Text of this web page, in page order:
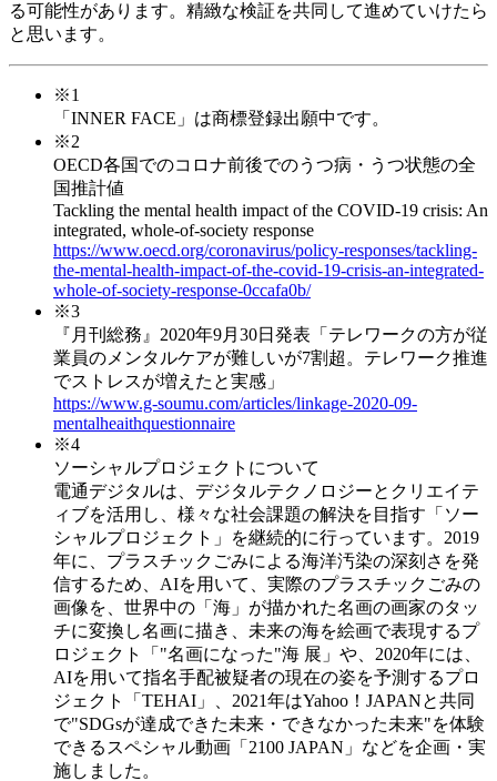
る可能性があります。精緻な検証を共同して進めていけたら
と思います。
※1
「INNER FACE」は商標登録出願中です。
※2
OECD各国でのコロナ前後でのうつ病・うつ状態の全
国推計値
Tackling the mental health impact of the COVID-19 crisis: An
integrated, whole-of-society response
https://www.oecd.org/coronavirus/policy-responses/tackling-
the-mental-health-impact-of-the-covid-19-crisis-an-integrated-
whole-of-society-response-0ccafa0b/
※3
『月刊総務』2020年9月30日発表「テレワークの方が従
業員のメンタルケアが難しいが7割超。テレワーク推進
でストレスが増えたと実感」
https://www.g-soumu.com/articles/linkage-2020-09-
mentalheaithquestionnaire
※4
ソーシャルプロジェクトについて
電通デジタルは、デジタルテクノロジーとクリエイテ
ィブを活用し、様々な社会課題の解決を目指す「ソー
シャルプロジェクト」を継続的に行っています。2019
年に、プラスチックごみによる海洋汚染の深刻さを発
信するため、AIを用いて、実際のプラスチックごみの
画像を、世界中の「海」が描かれた名画の画家のタッ
チに変換し名画に描き、未来の海を絵画で表現するプ
ロジェクト「"名画になった"海 展」や、2020年には、
AIを⽤いて指名⼿配被疑者の現在の姿を予測するプロ
ジェクト「TEHAI」、2021年はYahoo！JAPANと共同
で"SDGsが達成できた未来・できなかった未来"を体験
できるスペシャル動画「2100 JAPAN」などを企画・実
施しました。